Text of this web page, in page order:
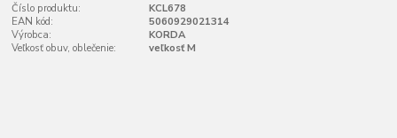
Číslo produktu:
KCL678
EAN kód:
5060929021314
Výrobca:
KORDA
Veľkosť obuv, oblečenie:
veľkosť M